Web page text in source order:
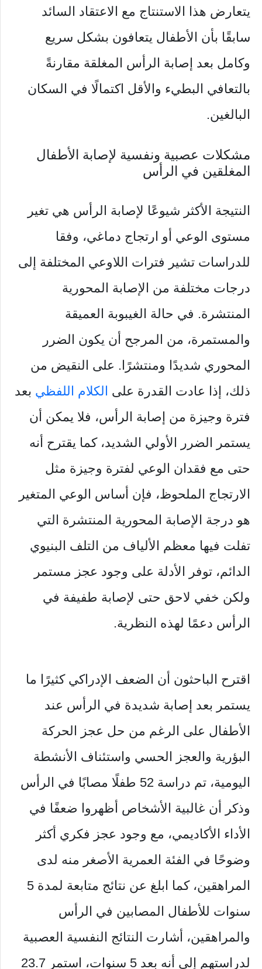
يتعارض هذا الاستنتاج مع الاعتقاد السائد
سابقًا بأن الأطفال يتعافون بشكل سريع
وكامل بعد إصابة الرأس المغلقة مقارنةً
بالتعافي البطيء والأقل اكتمالًا في السكان
البالغين.
مشكلات عصبية ونفسية لإصابة الأطفال
المغلقين في الرأس
النتيجة الأكثر شيوعًا لإصابة الرأس هي تغير
مستوى الوعي أو ارتجاج دماغي، وفقا
للدراسات تشير فترات اللاوعي المختلفة إلى
درجات مختلفة من الإصابة المحورية
المنتشرة. في حالة الغيبوبة العميقة
والمستمرة، من المرجح أن يكون الضرر
المحوري شديدًا ومنتشرًا. على النقيض من
ذلك، إذا عادت القدرة على الكلام اللفظي بعد
فترة وجيزة من إصابة الرأس، فلا يمكن أن
يستمر الضرر الأولي الشديد، كما يقترح أنه
حتى مع فقدان الوعي لفترة وجيزة مثل
الارتجاج الملحوظ، فإن أساس الوعي المتغير
هو درجة الإصابة المحورية المنتشرة التي
تفلت فيها معظم الألياف من التلف البنيوي
الدائم، توفر الأدلة على وجود عجز مستمر
ولكن خفي لاحق حتى لإصابة طفيفة في
الرأس دعمًا لهذه النظرية.
اقترح الباحثون أن الضعف الإدراكي كثيرًا ما
يستمر بعد إصابة شديدة في الرأس عند
الأطفال على الرغم من حل عجز الحركة
البؤرية والعجز الحسي واستئناف الأنشطة
اليومية، تم دراسة 52 طفلًا مصابًا في الرأس
وذكر أن غالبية الأشخاص أظهروا ضعفًا في
الأداء الأكاديمي، مع وجود عجز فكري أكثر
وضوحًا في الفئة العمرية الأصغر منه لدى
المراهقين، كما ابلغ عن نتائج متابعة لمدة 5
سنوات للأطفال المصابين في الرأس
والمراهقين، أشارت النتائج النفسية العصبية
لدراستهم إلى أنه بعد 5 سنوات، استمر 23.7